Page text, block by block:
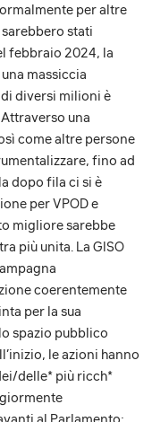
per altre
stati
febbraio 2024, la
massiccia
diversi milioni è
una
come altre persone
fino ad
dopo fila ci si è
per VPOD e
migliore sarebbe
più unita. La GISO
coerentemente
per la sua
spazio pubblico
le azioni hanno
delle* più ricch*
al Parlamento;